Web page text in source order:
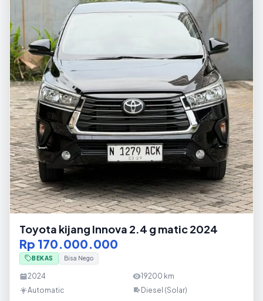
Toyota kijang Innova 2.4 g matic 2024
Rp 170.000.000
BEKAS Bisa Nego
2024 19200 km
Automatic
Diesel (Solar)